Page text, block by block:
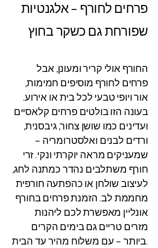
פרחים לחורף – אלגנטיות
שפורחת גם כשקר בחוץ
החורף אולי קריר ומעונן, אבל
פרחים לחורף מוסיפים חמימות,
אור ויופי טבעי לכל בית או אירוע.
בעונה הזו בולטים פרחים קלאסיים
ועדינים כמו שושן צחור, גיבסנית,
ורדים לבנים ואלסטרומריה –
שמעניקים מראה יוקרתי ונקי. זרי
חורף משתלבים נהדר כמתנה לחג,
לעיצוב שולחן או כהפתעה חורפית
מחממת לב. הזמנת פרחים בחורף
אונליין מאפשרת לכם ליהנות
מזרים טריים גם בימים הקרים
ביותר – עם משלוח מהיר עד הבית.